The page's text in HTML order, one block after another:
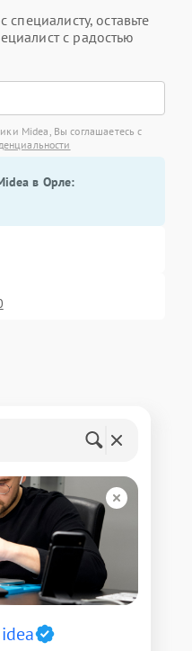
специалисту, оставьте
с радостью
Midea, Вы соглашаетесь с
в Орле: